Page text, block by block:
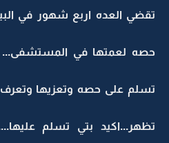
تقضي العده اربع شهور في
حصه لعمتها في المستشفى...
تسلم على حصه وتعزيها وتعرف
تظهر...اكيد بتي تسلم